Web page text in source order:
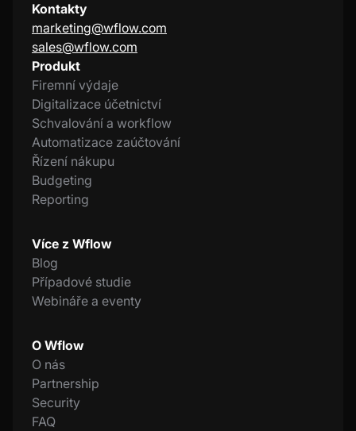
Kontakty
marketing@wflow.com
sales@wflow.com
Produkt
Firemní výdaje
Digitalizace účetnictví
Schvalování a workflow
Automatizace zaúčtování
Řízení nákupu
Budgeting
Reporting
Více z Wflow
Blog
Případové studie
Webináře a eventy
O Wflow
O nás
Partnership
Security
FAQ